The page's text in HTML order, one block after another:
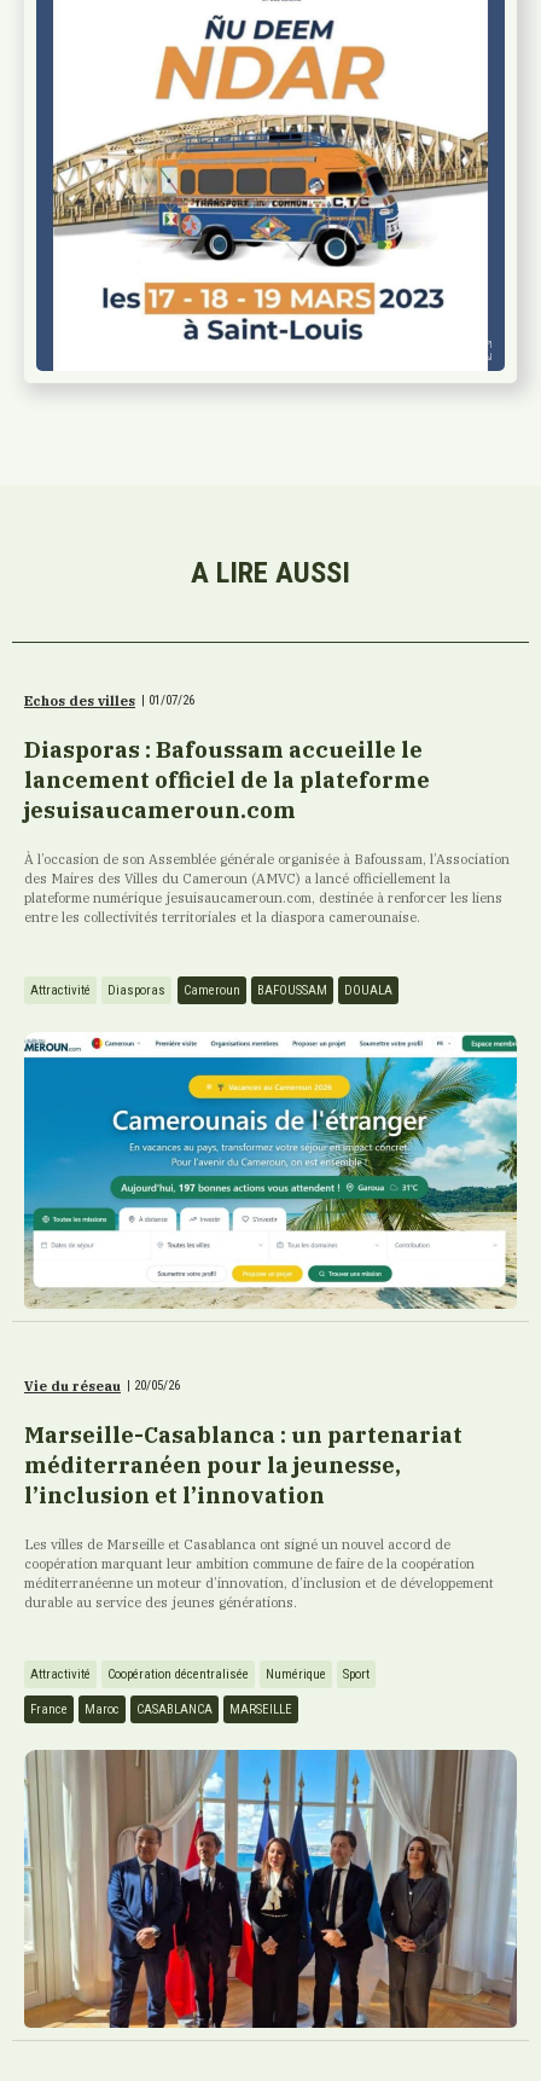
A LIRE AUSSI
Echos des villes 01/07/26
Diasporas : Bafoussam accueille le
lancement officiel de la plateforme
jesuisaucameroun.com
À l’occasion de son Assemblée générale organisée à Bafoussam, l’Association
des Maires des Villes du Cameroun (AMVC) a lancé officiellement la
plateforme numérique jesuisaucameroun.com, destinée à renforcer les liens
entre les collectivités territoriales et la diaspora camerounaise.
Attractivité Diasporas Cameroun BAFOUSSAM DOUALA
Vie du réseau | 20/05/26
Marseille-Casablanca : un partenariat
méditerranéen pour la jeunesse,
l’inclusion et l’innovation
Les villes de Marseille et Casablanca ont signé un nouvel accord de
coopération marquant leur ambition commune de faire de la coopération
méditerranéenne un moteur d’innovation, d’inclusion et de développement
durable au service des jeunes générations.
Attractivité Coopération décentralisée Numérique Sport
France Maroc CASABLANCA MARSEILLE